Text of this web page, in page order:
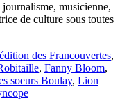
musicienne,
de culture sous toutes
des Francouvertes,
, Fanny Bloom,
soeurs Boulay, Lion